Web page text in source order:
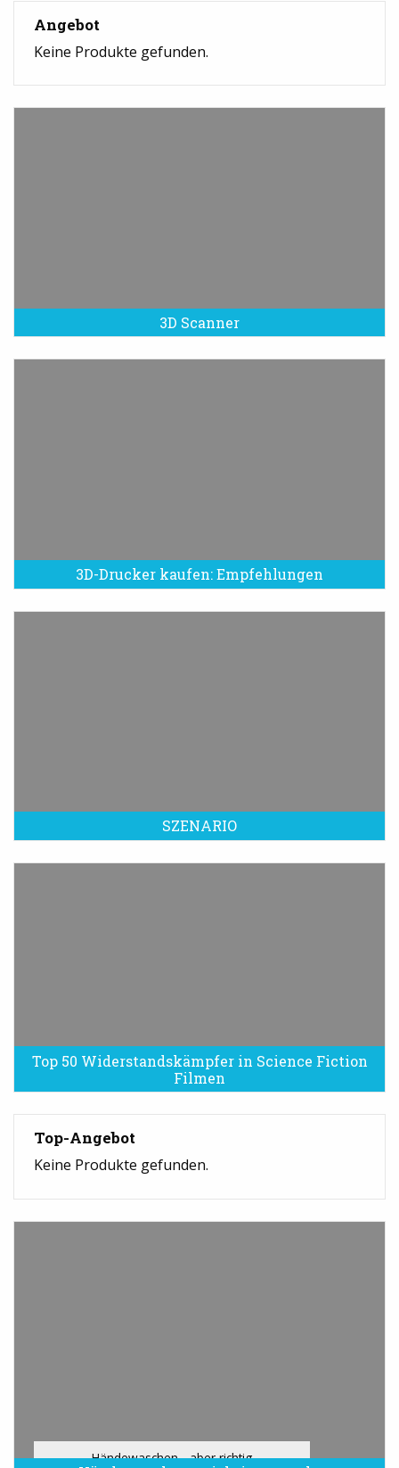
Angebot
Keine Produkte gefunden.
3D Scanner
3D-Drucker kaufen: Empfehlungen
SZENARIO
Top 50 Widerstandskämpfer in Science Fiction
Filmen
Top-Angebot
Keine Produkte gefunden.
Händewaschen - aber richtig